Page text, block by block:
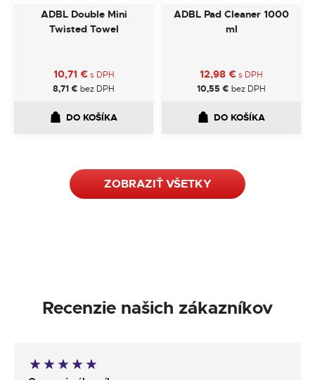
ADBL Double Mini
Twisted Towel
10,71 € s DPH
8,71€ bez DPH
DO KOŠÍKA
ADBL Pad Cleaner 1000
ml
12,98 €s DPH
10,55 € bez DPH
DO KOŠÍKA
ZOBRAZIŤ VŠETKY
Recenzie našich zákazníkov